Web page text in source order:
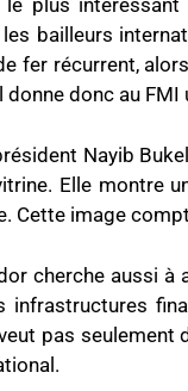
le plus
bailleurs
fer récurrent,
donne donc au
Nayib
Elle montre
Cette image
cherche aussi
infrastructures
pas seulement